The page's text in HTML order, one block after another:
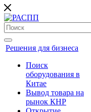
Решения для бизнеса
Поиск
оборудования в
Китае
Вывод товара на
рынок КНР